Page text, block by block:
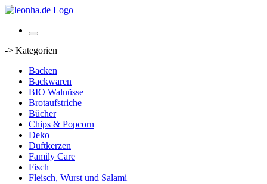
-> Kategorien
Backen
Backwaren
BIO Walnüsse
Brotaufstriche
Bücher
Chips & Popcorn
Deko
Duftkerzen
Family Care
Fisch
Fleisch, Wurst und Salami